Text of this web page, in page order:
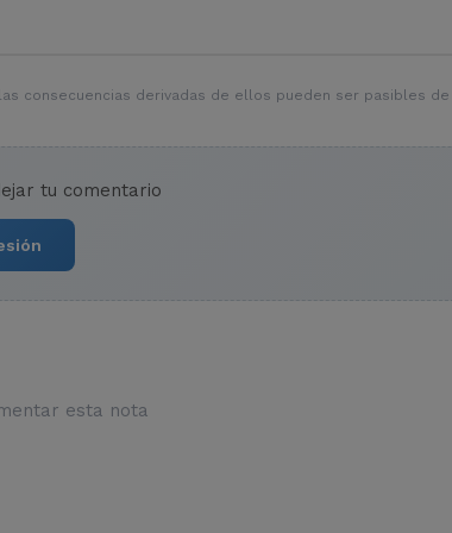
consecuencias derivadas de ellos pueden ser pasibles de
tu comentario
esta nota